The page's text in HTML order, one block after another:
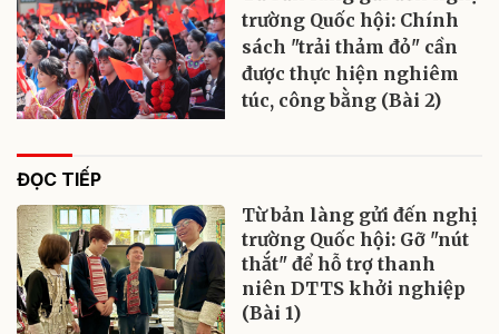
trường Quốc hội: Chính
sách "trải thảm đỏ" cần
được thực hiện nghiêm
túc, công bằng (Bài 2)
ĐỌC TIẾP
Từ bản làng gửi đến nghị
trường Quốc hội: Gỡ "nút
thắt" để hỗ trợ thanh
niên DTTS khởi nghiệp
(Bài 1)